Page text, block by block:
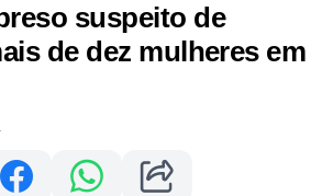
suspeito de
de dez mulheres em